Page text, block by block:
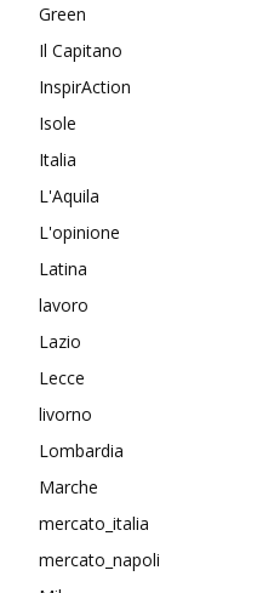
Green
Il Capitano
InspirAction
Isole
Italia
L'Aquila
L'opinione
Latina
lavoro
Lazio
Lecce
livorno
Lombardia
Marche
mercato_italia
mercato_napoli